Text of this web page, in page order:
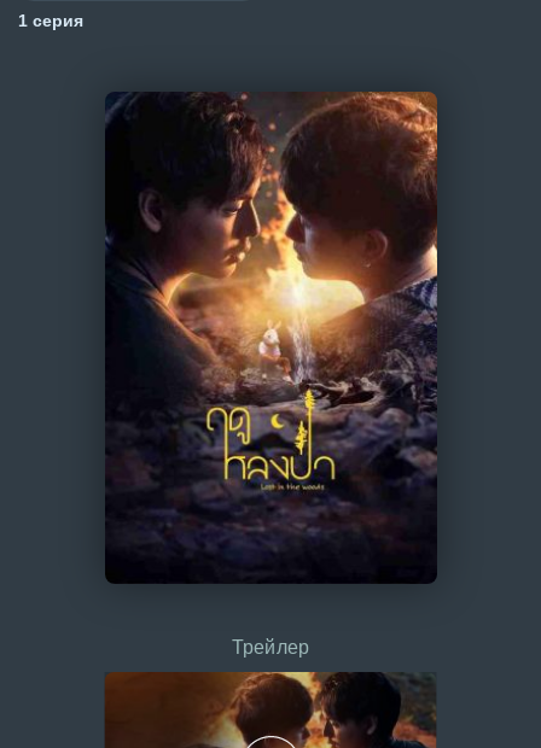
1 серия
Трейлер